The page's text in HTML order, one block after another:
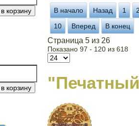
В начало Назад 1
10
Вперед В конец
Страница 5 из 26
Показано 97 - 120 из 618